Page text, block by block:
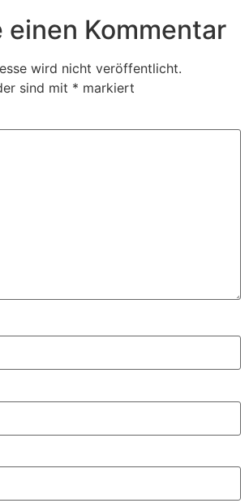
einen Kommentar
wird nicht veröffentlicht.
sind mit * markiert